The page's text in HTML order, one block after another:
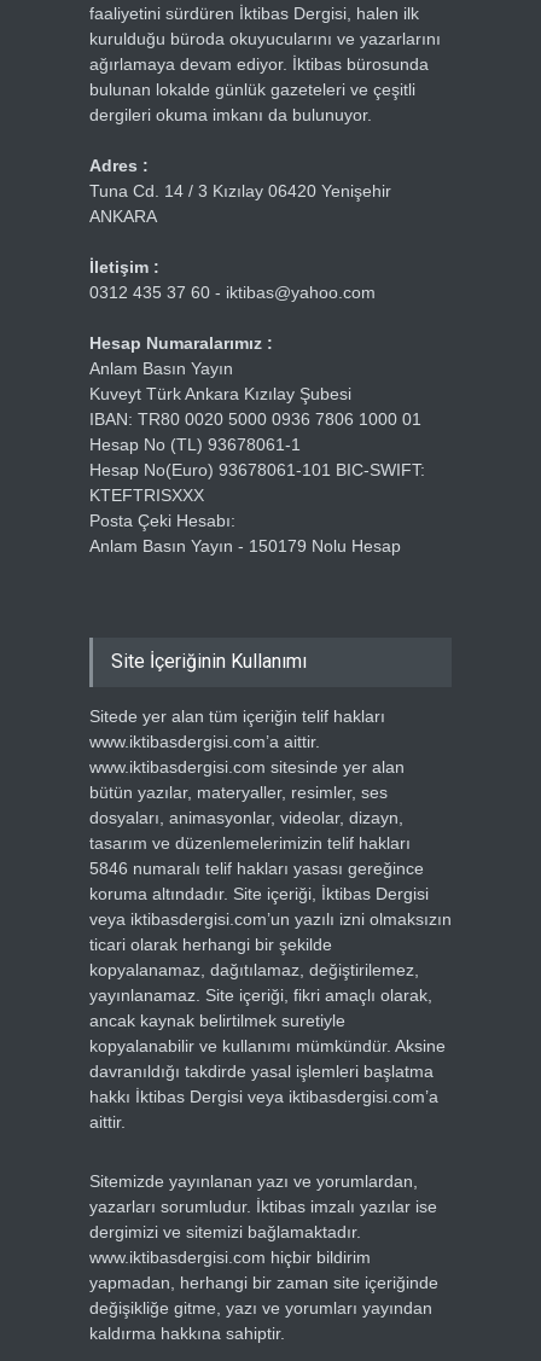
faaliyetini sürdüren İktibas Dergisi, halen ilk
kurulduğu büroda okuyucularını ve yazarlarını
ağırlamaya devam ediyor. İktibas bürosunda
bulunan lokalde günlük gazeteleri ve çeşitli
dergileri okuma imkanı da bulunuyor.
Adres :
Tuna Cd. 14 / 3 Kızılay 06420 Yenişehir
ANKARA
İletişim :
0312 435 37 60 - iktibas@yahoo.com
Hesap Numaralarımız :
Anlam Basın Yayın
Kuveyt Türk Ankara Kızılay Şubesi
IBAN: TR80 0020 5000 0936 7806 1000 01
Hesap No (TL) 93678061-1
Hesap No(Euro) 93678061-101 BIC-SWIFT:
KTEFTRISXXX
Posta Çeki Hesabı:
Anlam Basın Yayın - 150179 Nolu Hesap
Site İçeriğinin Kullanımı
Sitede yer alan tüm içeriğin telif hakları
www.iktibasdergisi.com’a aittir.
www.iktibasdergisi.com sitesinde yer alan
bütün yazılar, materyaller, resimler, ses
dosyaları, animasyonlar, videolar, dizayn,
tasarım ve düzenlemelerimizin telif hakları
5846 numaralı telif hakları yasası gereğince
koruma altındadır. Site içeriği, İktibas Dergisi
veya iktibasdergisi.com’un yazılı izni olmaksızın
ticari olarak herhangi bir şekilde
kopyalanamaz, dağıtılamaz, değiştirilemez,
yayınlanamaz. Site içeriği, fikri amaçlı olarak,
ancak kaynak belirtilmek suretiyle
kopyalanabilir ve kullanımı mümkündür. Aksine
davranıldığı takdirde yasal işlemleri başlatma
hakkı İktibas Dergisi veya iktibasdergisi.com’a
aittir.
Sitemizde yayınlanan yazı ve yorumlardan,
yazarları sorumludur. İktibas imzalı yazılar ise
dergimizi ve sitemizi bağlamaktadır.
www.iktibasdergisi.com hiçbir bildirim
yapmadan, herhangi bir zaman site içeriğinde
değişikliğe gitme, yazı ve yorumları yayından
kaldırma hakkına sahiptir.